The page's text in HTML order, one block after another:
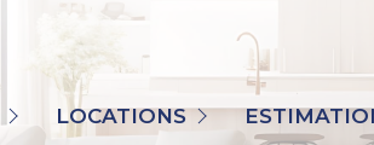
LOCATIONS
TOUS
MAISONS
APPARTEMENTS